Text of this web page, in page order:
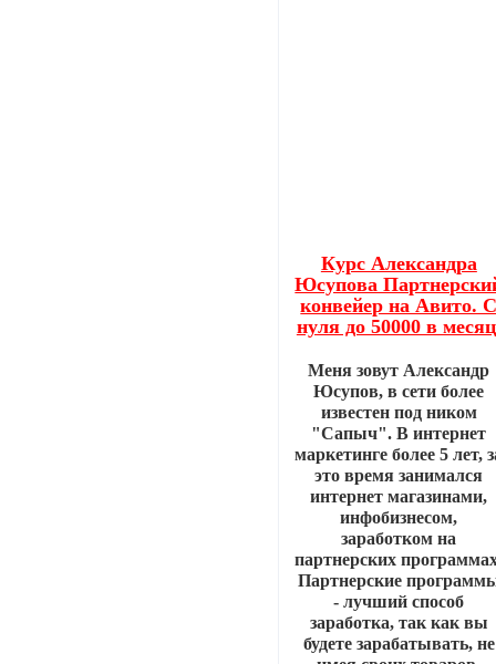
Курс Александра
Юсупова
конвейер на Авито.
нуля до 50000 в
Меня зовут Александр
Юсупов, в сети более
известен под ником
"Сапыч". В интернет
маркетинге более 5 лет,
это время занимался
интернет магазинами,
инфобизнесом,
заработком на
партнерских
Партнерские
- лучший способ
заработка, так как вы
будете зарабатывать, не